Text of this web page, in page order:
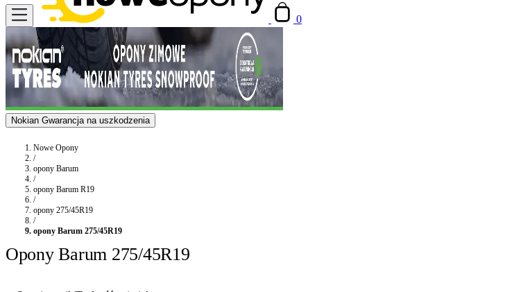
0
Nokian Gwarancja na uszkodzenia
Nowe Opony
/
opony Barum
/
opony Barum R19
/
opony 275/45R19
/
opony Barum 275/45R19
Opony Barum 275/45R19